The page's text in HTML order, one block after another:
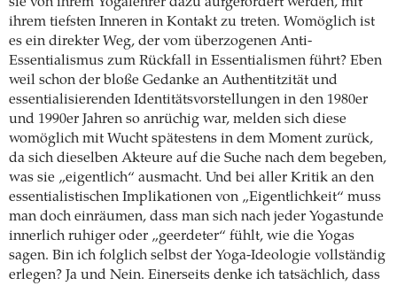
ihrem tiefsten Inneren in Kontakt zu treten. Womöglich ist
es ein direkter Weg, der vom überzogenen Anti-
Essentialismus zum Rückfall in Essentialismen führt? Eben
weil schon der bloße Gedanke an Authentitzität und
essentialisierenden Identitätsvorstellungen in den 1980er
und 1990er Jahren so anrüchig war, melden sich diese
womöglich mit Wucht spätestens in dem Moment zurück,
da sich dieselben Akteure auf die Suche nach dem begeben,
was sie „eigentlich“ ausmacht. Und bei aller Kritik an den
essentialistischen Implikationen von „Eigentlichkeit“ muss
man doch einräumen, dass man sich nach jeder Yogastunde
innerlich ruhiger oder „geerdeter“ fühlt, wie die Yogas
sagen. Bin ich folglich selbst der Yoga-Ideologie vollständig
erlegen? Ja und Nein. Einerseits denke ich tatsächlich, dass